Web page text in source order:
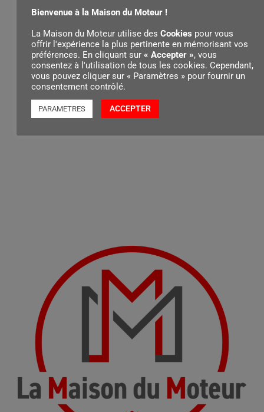
motif de tronçonneuse. Tailles: S-XXL. Matière: Tissu
extérieur 60 % Polyester, 34 % Polyamide, 6 %
Élasthanne. Fibres / fils contiennent des biocides.
Contenu par
Bienvenue à la Maison du Moteur !
La Maison du Moteur utilise des Cookies pour vous
offrir l'expérience la plus pertinente en mémorisant vos
préférences. En cliquant sur « Accepter », vous
consentez à l'utilisation de tous les cookies. Cependant,
vous pouvez cliquer sur « Paramètres » pour fournir un
consentement contrôlé.
PARAMETRES ACCEPTER